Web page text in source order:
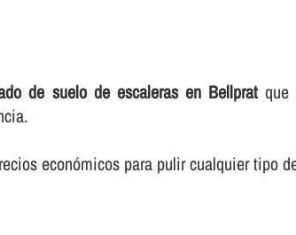
de suelo de escaleras en Bellprat que
económicos para pulir cualquier tipo